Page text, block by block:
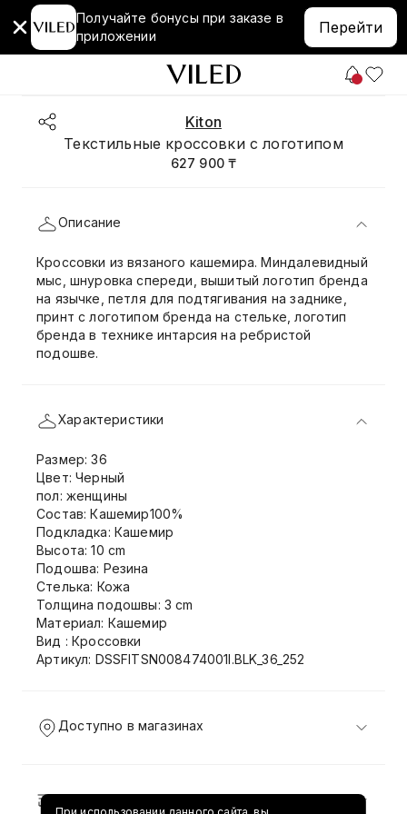
Получайте бонусы при заказе в
приложении
Перейти
Kiton
Текстильные кроссовки с логотипом
627 900 ₸
Описание
Кроссовки из вязаного кашемира. Миндалевидный
мыс, шнуровка спереди, вышитый логотип бренда
на язычке, петля для подтягивания на заднике,
принт с логотипом бренда на стельке, логотип
бренда в технике интарсия на ребристой
подошве.
Характеристики
Размер: 36
Цвет: Черный
пол: женщины
Состав: Кашемир100%
Подкладка: Кашемир
Высота: 10 cm
Подошва: Резина
Стелька: Кожа
Толщина подошвы: 3 cm
Материал: Кашемир
Вид : Кроссовки
Артикул: DSSFITSN008474001I.BLK_36_252
Доступно в магазинах
Доставка и возврат